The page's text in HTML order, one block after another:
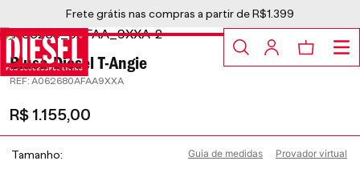
Frete grátis nas compras a partir de R$1.399
Blusa Diesel T-Angie
: A062680AFAA9XXA
R$ 1.155,00
Provador virtual
Guia de medidas
Tamanho